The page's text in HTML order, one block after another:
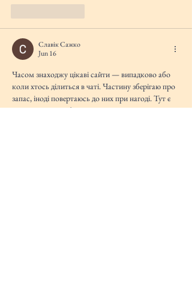
Славік Сажко
Jun 16
Часом знаходжу цікаві сайти — випадково або
коли хтось ділиться в чаті. Частину зберігаю про
запас, іноді повертаюсь до них при нагоді. Тут є
різне — новини, блоги, локальні стрічки чи